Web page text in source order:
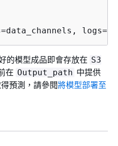
的模型成品即會存放在 S3
在 Output_path 中提供
預測，請參閱將模型部署至